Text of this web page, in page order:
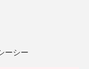
ーシー